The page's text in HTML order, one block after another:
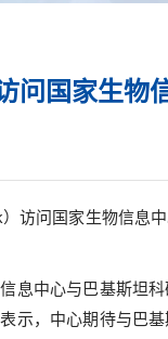
问国家生物
访问国家生物信息
息中心与巴基斯坦
示，中心期待与巴